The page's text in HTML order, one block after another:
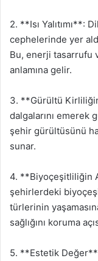
2. **Isı Yalıtımı**:
cephelerinde yer
Bu, enerji tasarrufu
anlamına gelir.
3. **Gürültü
dalgalarını emerek
şehir gürültüsünü
sunar.
4. **Biyoçeşitliliğin
şehirlerdeki
türlerinin
sağlığını koruma
5. **Estetik